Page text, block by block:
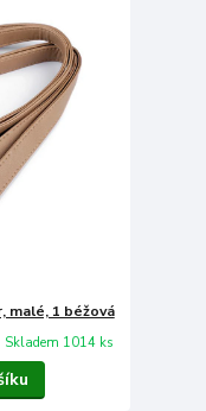
malé, 1 béžová
Skladem 1014 ks